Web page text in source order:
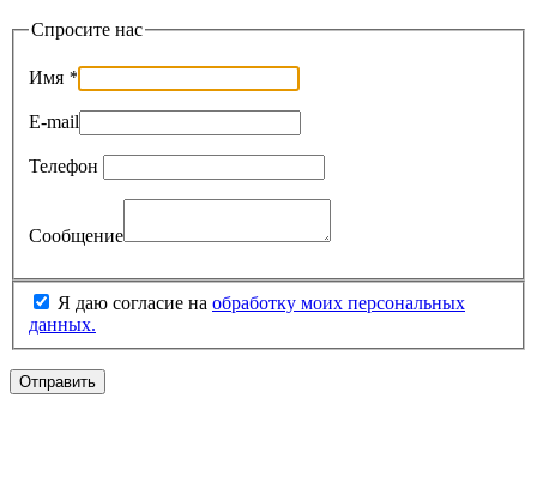
Спросите нас
Имя *
E-mail
Телефон
Сообщение
Я даю согласие на обработку моих персональных
данных.
Отправить